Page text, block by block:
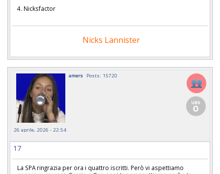
4. Nicksfactor
Nicks Lannister
amers Posts: 15720
26 aprile, 2026 - 22:54
17
La SPA ringrazia per ora i quattro iscritti. Però vi aspettiamo